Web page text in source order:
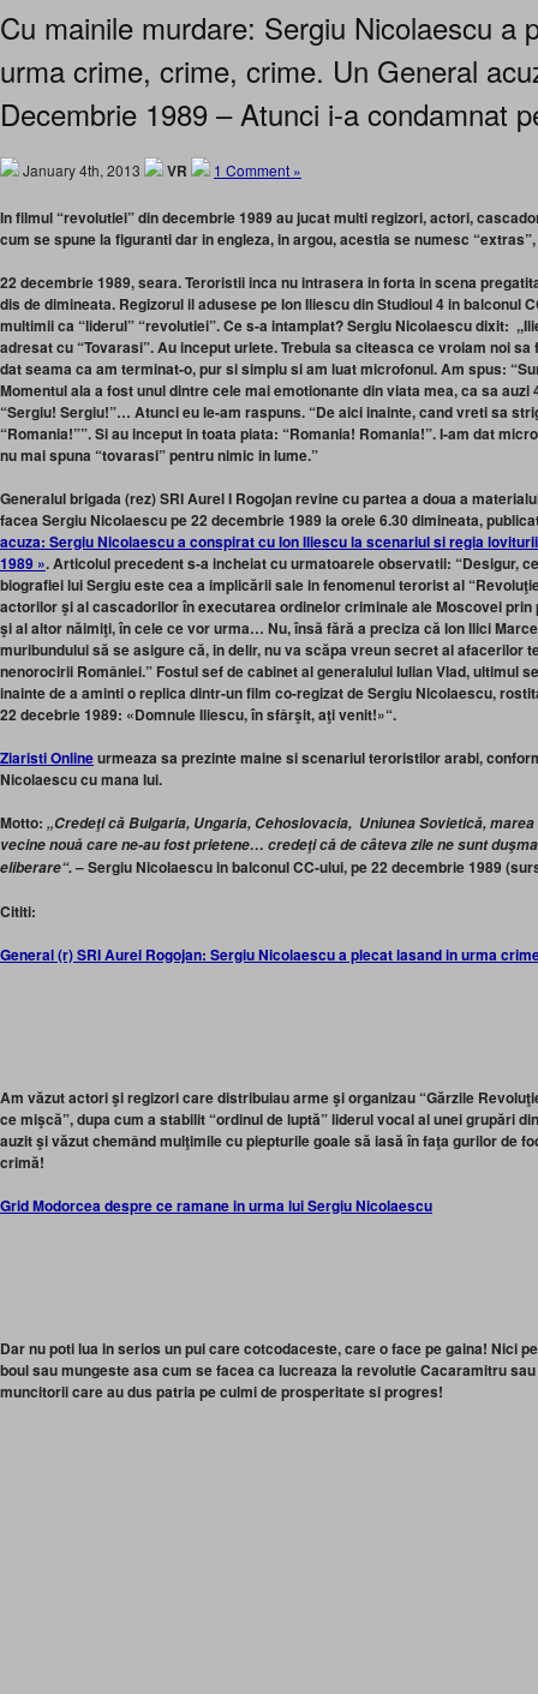
Cu mainile murdare: Sergiu Nicolaescu a
urma crime, crime, crime. Un General
Decembrie 1989 – Atunci i-a condamnat
January 4th, 2013 VR 1 Comment »
In filmul “revolutiei” din decembrie 1989 au jucat multi regizori, actori,
cum se spune la figuranti dar in engleza, in argou, acestia se numesc
22 decembrie 1989, seara. Teroristii inca nu intrasera in forta in scena
dis de dimineata. Regizorul il adusese pe Ion Iliescu din Studioul 4 in balconul
multimii ca “liderul” “revolutiei”. Ce s-a intamplat? Sergiu Nicolaescu dixit:
adresat cu “Tovarasi”. Au inceput urlete. Trebuia sa citeasca ce vroiam noi
dat seama ca am terminat-o, pur si simplu si am luat microfonul. Am spus:
Momentul ala a fost unul dintre cele mai emotionante din viata mea, ca sa auzi
“Sergiu! Sergiu!”… Atunci eu le-am raspuns. “De aici inainte, cand vreti sa
“Romania!””. Si au inceput in toata piata: “Romania! Romania!”. I-am dat
nu mai spuna “tovarasi” pentru nimic in lume.”
Generalul brigada (rez) SRI Aurel I Rogojan revine cu partea a doua a
facea Sergiu Nicolaescu pe 22 decembrie 1989 la orele 6.30 dimineata,
acuza: Sergiu Nicolaescu a conspirat cu Ion Iliescu la scenariul si regia
1989 ». Articolul precedent s-a incheiat cu urmatoarele observatii: “Desigur,
biografiei lui Sergiu este cea a implicării sale in fenomenul terorist al
actorilor şi al cascadorilor în executarea ordinelor criminale ale Moscovei
şi al altor năimiţi, în cele ce vor urma… Nu, însă fără a preciza că Ion Ilici
muribundului să se asigure că, in delir, nu va scăpa vreun secret al afacerilor
nenorocirii României.” Fostul sef de cabinet al generalului Iulian Vlad, ultimul
inainte de a aminti o replica dintr-un film co-regizat de Sergiu Nicolaescu,
22 decebrie 1989: «Domnule Iliescu, în sfârşit, aţi venit!»“.
Ziaristi Onlineurmeaza sa prezinte maine si scenariul teroristilor arabi,
Nicolaescu cu mana lui.
Motto: „Credeţi că Bulgaria, Ungaria, Cehoslovacia, Uniunea Sovietică,
vecine nouă care ne-au fost prietene… credeţi că de câteva zile ne sunt
eliberare“.– Sergiu Nicolaescu in balconul CC-ului, pe 22 decembrie 1989
Cititi:
General (r) SRI Aurel Rogojan: Sergiu Nicolaescu a plecat lasand in urma
Am văzut actori şi regizori care distribuiau arme şi organizau “Gărzile
ce mişcă”, dupa cum a stabilit “ordinul de luptă” liderul vocal al unei grupări
auzit şi văzut chemând mulţimile cu piepturile goale să iasă în faţa gurilor de
crimă!
Grid Modorcea despre ce ramane in urma lui Sergiu Nicolaescu
Dar nu poti lua in serios un pui care cotcodaceste, care o face pe gaina! Nici
boul sau mungeste asa cum se facea ca lucreaza la revolutie Cacaramitru
muncitorii care au dus patria pe culmi de prosperitate si progres!